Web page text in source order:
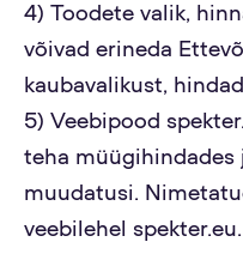
4) Toodete valik,
võivad erineda
kaubavalikust,
5) Veebipood
teha
muudatusi.
veebilehel spekter.eu.